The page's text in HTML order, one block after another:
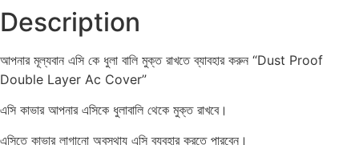
Description
আপনার মূল্যবান এসি কে ধুলা বালি মুক্ত রাখতে ব্যাবহার করুন “Dust Proof
Double Layer Ac Cover”
এসি কাভার আপনার এসিকে ধুলাবালি থেকে মুক্ত রাখবে।
এসিতে কাভার লাগানো অবস্থায এসি ব্যবহার করতে পারবেন।